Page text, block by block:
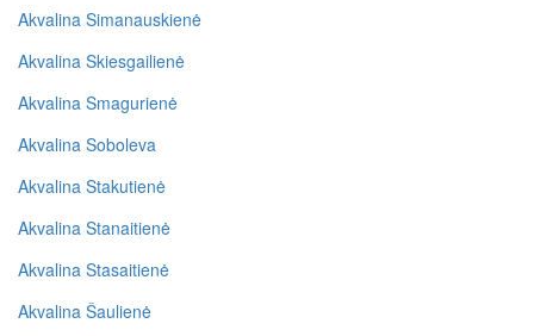
Akvalina Simanauskienė
Akvalina Skiesgailienė
Akvalina Smagurienė
Akvalina Soboleva
Akvalina Stakutienė
Akvalina Stanaitienė
Akvalina Stasaitienė
Akvalina Šaulienė